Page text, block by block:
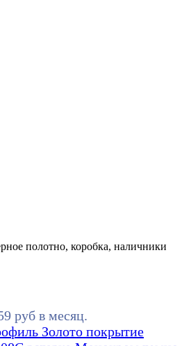
полотно, коробка, наличники
руб в месяц.